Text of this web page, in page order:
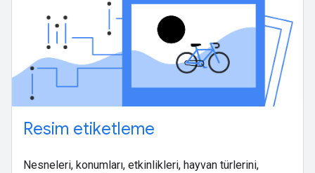
Resim etiketleme
Nesneleri, konumları, etkinlikleri, hayvan türlerini,